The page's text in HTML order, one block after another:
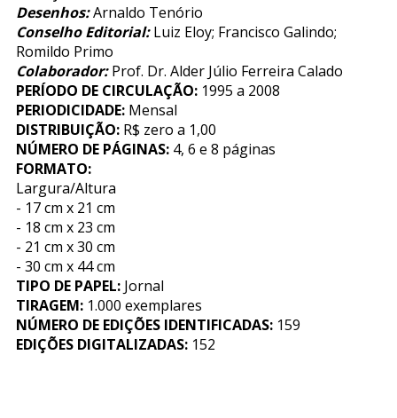
Desenhos:Arnaldo Tenório
Conselho Editorial: Luiz Eloy; Francisco Galindo;
Romildo Primo
Colaborador: Prof. Dr. Alder Júlio Ferreira Calado
PERÍODO DE CIRCULAÇÃO:1995 a 2008
PERIODICIDADE:Mensal
DISTRIBUIÇÃO:R$ zero a 1,00
NÚMERO DE PÁGINAS:4, 6 e 8 páginas
FORMATO:
Largura/Altura
- 17 cm x 21 cm
- 18 cm x 23 cm
- 21 cm x 30 cm
- 30 cm x 44 cm
TIPO DE PAPEL:Jornal
TIRAGEM:1.000 exemplares
NÚMERO DE EDIÇÕES IDENTIFICADAS:159
EDIÇÕES DIGITALIZADAS:152